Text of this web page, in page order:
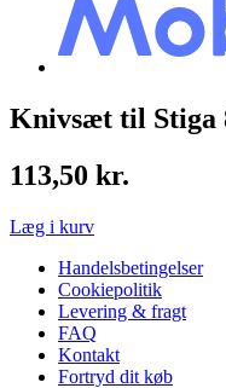
Knivsæt til Stiga
113,50 kr.
Læg i kurv
Handelsbetingelser
Cookiepolitik
Levering & fragt
FAQ
Kontakt
Fortryd dit køb